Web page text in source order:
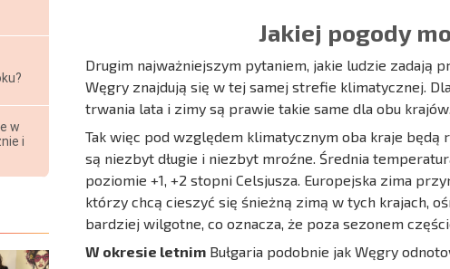
w
i
Jakiej pogody
Drugim najważniejszym pytaniem, jakie ludzie zadają
Węgry znajdują się w tej samej strefie klimatycznej.
trwania lata i zimy są prawie takie same dla obu krajów.
Tak więc pod względem klimatycznym oba kraje będą
są niezbyt długie i niezbyt mroźne. Średnia
poziomie +1, +2 stopni Celsjusza. Europejska zima
którzy chcą cieszyć się śnieżną zimą w tych krajach,
bardziej wilgotne, co oznacza, że poza sezonem
W okresie letnim Bułgaria podobnie jak Węgry